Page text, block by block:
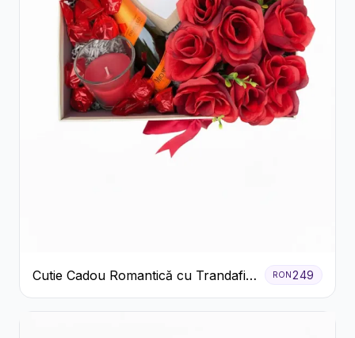
Cutie Cadou Romantică cu Trandafiri
Șampanie și Lumânare
RON 249